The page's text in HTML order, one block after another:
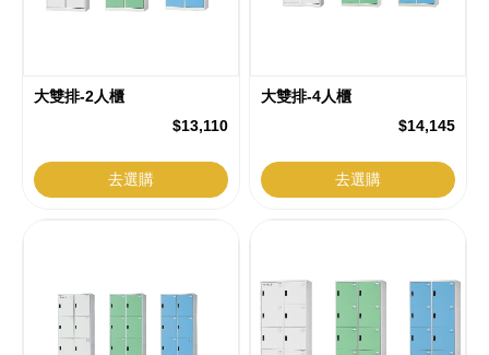
大雙排-2人櫃
$13,110
去選購
大雙排-4人櫃
$14,145
去選購